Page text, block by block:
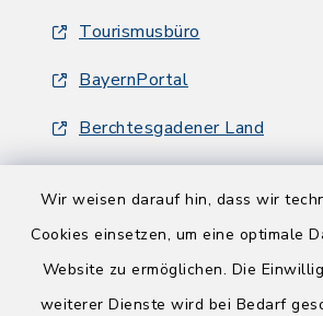
Wir weisen darauf hin, dass wir
Cookies einsetzen, um eine optimale
Website zu ermöglichen. Die
weiterer Dienste wird bei Bedarf
Tourismusbüro
BayernPortal
Berchtesgadener Land